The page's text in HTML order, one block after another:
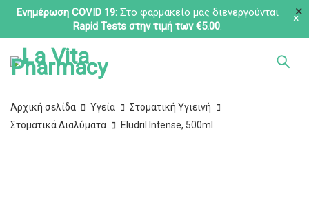
Ενημέρωση COVID 19: Στο φαρμακείο μας διενεργούνται
Rapid Tests στην τιμή των €5.00.
Αρχική σελίδα Υγεία
Στοματική Υγιεινή
Στοματικά Διαλύματα
Eludril Intense, 500ml